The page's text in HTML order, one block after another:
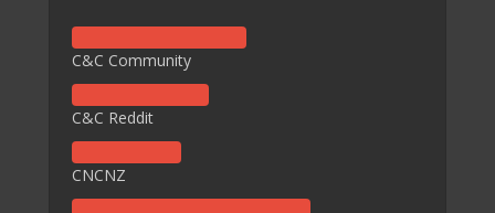
C&C Community
C&C Reddit
CNCNZ